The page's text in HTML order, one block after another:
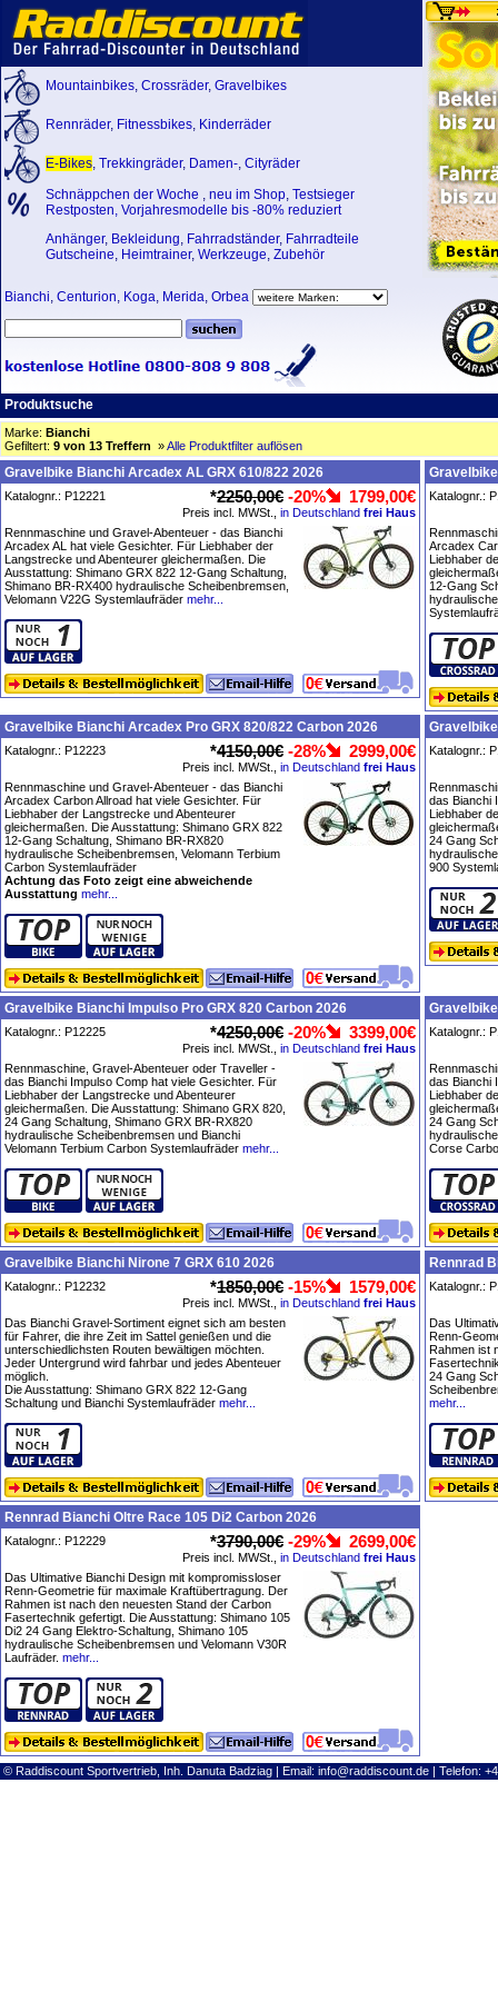
Mountainbikes, Crossräder, Gravelbikes
Rennräder, Fitnessbikes, Kinderräder
E-Bikes, Trekkingräder, Damen-, Cityräder
Schnäppchen der Woche , neu im Shop, Testsieger
Restposten, Vorjahresmodelle bis -80% reduziert
Anhänger, Bekleidung, Fahrradständer, Fahrradteile
Gutscheine, Heimtrainer, Werkzeuge, Zubehör
Bianchi, Centurion, Koga, Merida, Orbea
Produktsuche
Marke: Bianchi
Gefiltert: 9 von 13 Treffern »Alle Produktfilter auflösen
Gravelbike Bianchi Arcadex AL GRX 610/822 2026
Katalognr.: P12221 *2250,00€ -20% 1799,00€
Preis incl. MWSt., in Deutschland frei Haus
Rennmaschine und Gravel-Abenteuer - das Bianchi
Arcadex AL hat viele Gesichter. Für Liebhaber der
Langstrecke und Abenteurer gleichermaßen. Die
Ausstattung: Shimano GRX 822 12-Gang Schaltung,
Shimano BR-RX400 hydraulische Scheibenbremsen,
Velomann V22G Systemlaufräder mehr...
Katalognr.:
Arcadex
Liebhaber
12-Gang
Gravelbike Bianchi Arcadex Pro GRX 820/822 Carbon 2026
Katalognr.: P12223 *4150,00€ -28% 2999,00€
Preis incl. MWSt., in Deutschland frei Haus
Rennmaschine und Gravel-Abenteuer - das Bianchi
Arcadex Carbon Allroad hat viele Gesichter. Für
Liebhaber der Langstrecke und Abenteurer
gleichermaßen. Die Ausstattung: Shimano GRX 822
12-Gang Schaltung, Shimano BR-RX820
hydraulische Scheibenbremsen, Velomann Terbium
Carbon Systemlaufräder
Achtung das Foto zeigt eine abweichende
Ausstattung mehr...
Katalognr.:
das Bianchi
Liebhaber
24 Gang
900
Gravelbike Bianchi Impulso Pro GRX 820 Carbon 2026
Katalognr.: P12225 *4250,00€ -20% 3399,00€
Preis incl. MWSt., in Deutschland frei Haus
Rennmaschine, Gravel-Abenteuer oder Traveller -
das Bianchi Impulso Comp hat viele Gesichter. Für
Liebhaber der Langstrecke und Abenteurer
gleichermaßen. Die Ausstattung: Shimano GRX 820,
24 Gang Schaltung, Shimano GRX BR-RX820
hydraulische Scheibenbremsen und Bianchi
Velomann Terbium Carbon Systemlaufräder mehr...
Katalognr.:
das Bianchi
Liebhaber
24 Gang
Corse
Gravelbike Bianchi Nirone 7 GRX 610 2026
Katalognr.: P12232 *1850,00€ -15% 1579,00€
Preis incl. MWSt., in Deutschland frei Haus
Das Bianchi Gravel-Sortiment eignet sich am besten
für Fahrer, die ihre Zeit im Sattel genießen und die
unterschiedlichsten Routen bewältigen möchten.
Jeder Untergrund wird fahrbar und jedes Abenteuer
möglich.
Die Ausstattung: Shimano GRX 822 12-Gang
Schaltung und Bianchi Systemlaufräder mehr...
Rennrad
Katalognr.:
Das
Renn-
Rahmen ist
24 Gang
mehr...
Rennrad Bianchi Oltre Race 105 Di2 Carbon 2026
Katalognr.: P12229 *3790,00€ -29% 2699,00€
Preis incl. MWSt., in Deutschland frei Haus
Das Ultimative Bianchi Design mit kompromissloser
Renn-Geometrie für maximale Kraftübertragung. Der
Rahmen ist nach den neuesten Stand der Carbon
Fasertechnik gefertigt. Die Ausstattung: Shimano 105
Di2 24 Gang Elektro-Schaltung, Shimano 105
hydraulische Scheibenbremsen und Velomann V30R
Laufräder. mehr...
© Raddiscount Sportvertrieb, Inh. Danuta Badziag | Email: info@raddiscount.de | Telefon: